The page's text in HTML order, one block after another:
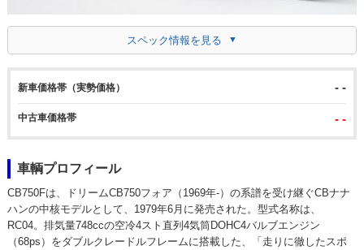
スペック情報を見る
新車価格帯（実勢価格） - -
中古車価格帯 - -
車輌プロフィール
CB750Fは、ドリームCB750フォア（1969年-）の系譜を受け継ぐCBナナ
ハンの中核モデルとして、1979年6月に発売された。型式名称は、
RC04。排気量748ccの空冷4スト直列4気筒DOHC4バルブエンジン
（68ps）をダブルクレードルフレームに搭載した、「走りに徹したスポ